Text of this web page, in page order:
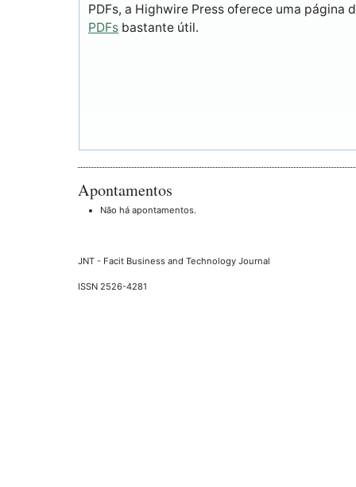
PDFs, a Highwire Press oferece uma página
PDFs bastante útil.
Apontamentos
Não há apontamentos.
JNT - Facit Business and Technology Journal
ISSN 2526-4281